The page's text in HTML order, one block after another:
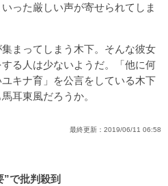
った厳しい声が寄せられてしま
まってしまう木下。そんな彼女
る人は少ないようだ。「他に何
キナ育」を公言をしている木下
耳東風だろうか。
最終更新： 2019/06/11 06:58
で批判殺到